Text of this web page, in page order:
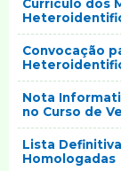
Currículo dos
Convocação
Nota
no Curso de
Lista
Homologadas